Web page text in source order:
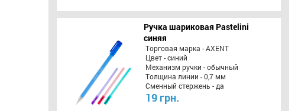
Ручка шариковая Pastelini
синяя
Торговая марка - AXENT
Цвет - синий
Механизм ручки - обычный
Толщина линии - 0,7 мм
Сменный стержень - да
19 грн.